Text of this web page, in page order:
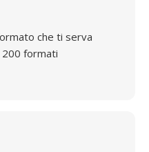
che ti serva
200 formati